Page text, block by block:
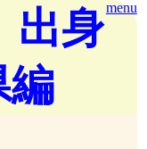
menu
身
編